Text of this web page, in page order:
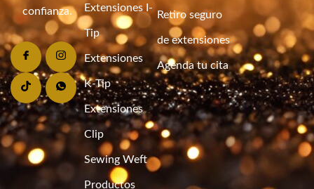
confianza.
Extensiones I-
Tip
Extensiones
K-Tip
Extensiones
Clip
Sewing Weft
Productos
Retiro seguro
de extensiones
Agenda tu cita